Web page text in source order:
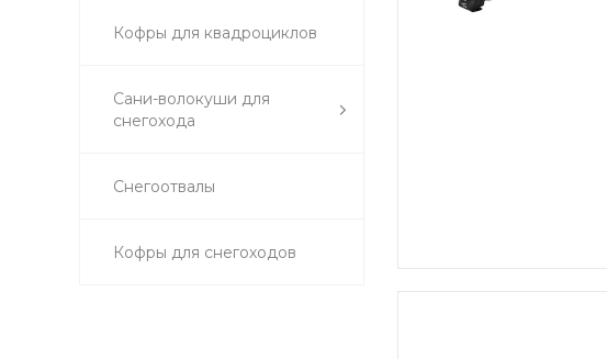
Кофры для квадроциклов
Сани-волокуши для
снегохода
Снегоотвалы
Кофры для снегоходов